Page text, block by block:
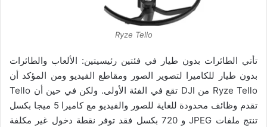
Ryze Tello
تأتي الطائرات بدون طيار في فئتين رئيسيتين: الألعاب والطائرات
بدون طيار للكاميرا لتصوير الصور ومقاطع الفيديو ومن المؤكد أن
Ryze Tello من DJI تقع في الفئة الأولى. ولكن في حين أن Tello
تقدم وظائف محدودة للغاية للصور والفيديو مع كاميرا 5 ميجا بكسل
تنتج ملفات JPEG و 720 بكسل فقد توفر نقطة دخول غير مكلفة